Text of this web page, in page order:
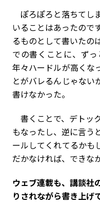
ぽろぽろと落ちてし
いることはあったので
るものとして書いたの
での書くことに、ずっ
年々ハードルが高くな
とがバレるんじゃない
書けなかった。
書くことで、デトッ
もなったし、逆に言う
ールしてくれてるかも
だかなければ、できな
――ウェブ連載も、講談
りされながら書き上げ